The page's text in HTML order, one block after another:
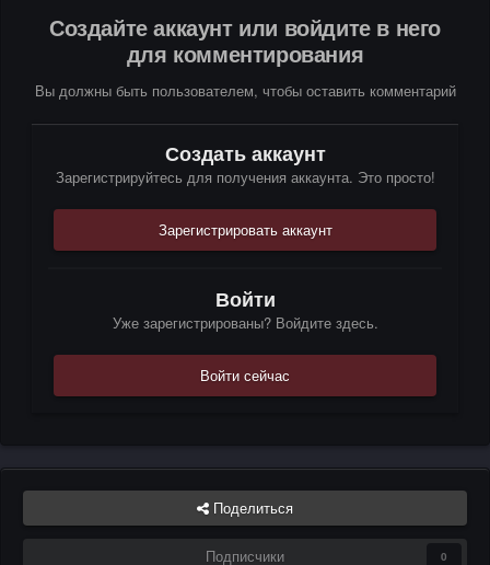
Создайте аккаунт или войдите в него
для комментирования
Вы должны быть пользователем, чтобы оставить комментарий
Создать аккаунт
Зарегистрируйтесь для получения аккаунта. Это просто!
Зарегистрировать аккаунт
Войти
Уже зарегистрированы? Войдите здесь.
Войти сейчас
Поделиться
Подписчики 0